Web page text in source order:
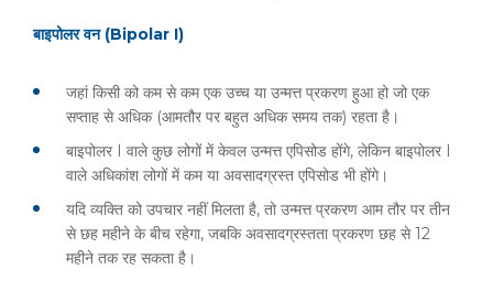
बाइपोलर वन (Bipolar I)
जहां किसी को कम से कम एक उच्च या उन्मत्त प्रकरण हुआ हो जो एक
सप्ताह से अधिक (आमतौर पर बहुत अधिक समय तक) रहता है।
बाइपोलर I वाले कुछ लोगों में केवल उन्मत्त एपिसोड होंगे, लेकिन बाइपोलर I
वाले अधिकांश लोगों में कम या अवसादग्रस्त एपिसोड भी होंगे।
यदि व्यक्ति को उपचार नहीं मिलता है, तो उन्मत्त प्रकरण आम तौर पर तीन
से छह महीने के बीच रहेगा, जबकि अवसादग्रस्तता प्रकरण छह से 12
महीने तक रह सकता है।